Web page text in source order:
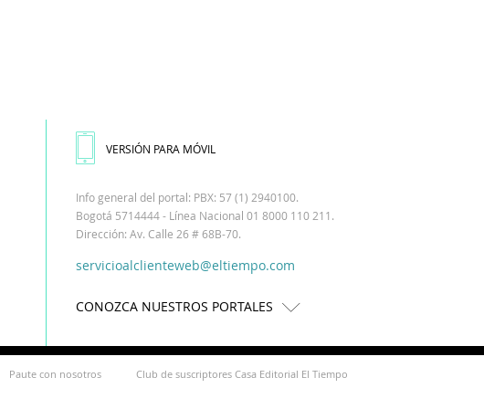
VERSIÓN PARA MÓVIL
Info general del portal: PBX: 57 (1) 2940100.
Bogotá 5714444 - Línea Nacional 01 8000 110 211.
Dirección: Av. Calle 26 # 68B-70.
servicioalclienteweb@eltiempo.com
CONOZCA NUESTROS PORTALES
Paute con nosotros Club de suscriptores Casa Editorial El Tiempo